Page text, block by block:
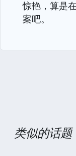
惊艳，算是
案吧。
类似的话题